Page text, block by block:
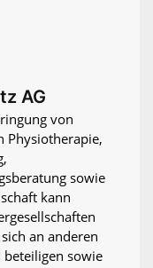
AG
von
Physiotherapie,
sowie
kann
an anderen
sowie